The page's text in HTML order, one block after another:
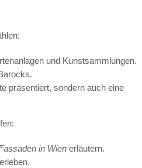
und Kunstsammlungen.
präsentiert, sondern auch eine
in Wien erläutern.